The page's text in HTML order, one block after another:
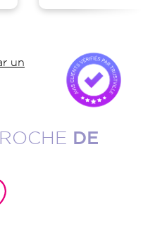
un
DE